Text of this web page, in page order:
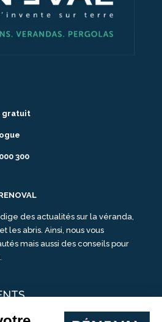
gratuit
300
des actualités sur la véranda,
les abris. Ainsi, nous vous
mais aussi des conseils pour
design